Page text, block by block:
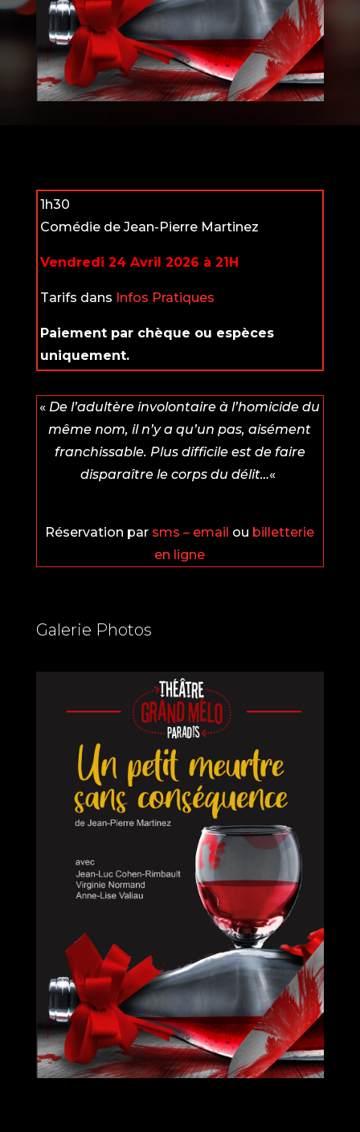
1h30
Comédie de Jean-Pierre Martinez
Vendredi 24 Avril 2026 à 21H
Tarifs dans Infos Pratiques
Paiement par chèque ou espèces
uniquement.
« De l’adultère involontaire à l’homicide du
même nom, il n’y a qu’un pas, aisément
franchissable. Plus difficile est de faire
disparaître le corps du délit…«
Réservation par sms – email ou billetterie
en ligne
Galerie Photos